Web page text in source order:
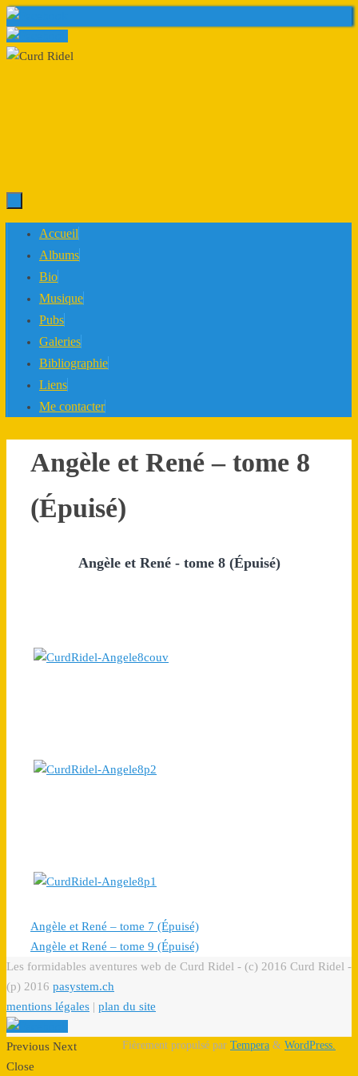
Passer
au
contenu
Passer
contenu
Accueil
Albums
Bio
Musique
Pubs
Galeries
Bibliographie
Liens
Me contacter
Angèle et René – tome 8
(Épuisé)
Angèle et René - tome 8 (Épuisé)
Angèle et René – tome 7 (Épuisé)
Angèle et René – tome 9 (Épuisé)
Les formidables aventures web de Curd Ridel - (c) 2016 Curd Ridel -
(p) 2016 pasystem.ch
mentions légales | plan du site
Fièrement propulsé par Tempera & WordPress.
Previous Next
Close